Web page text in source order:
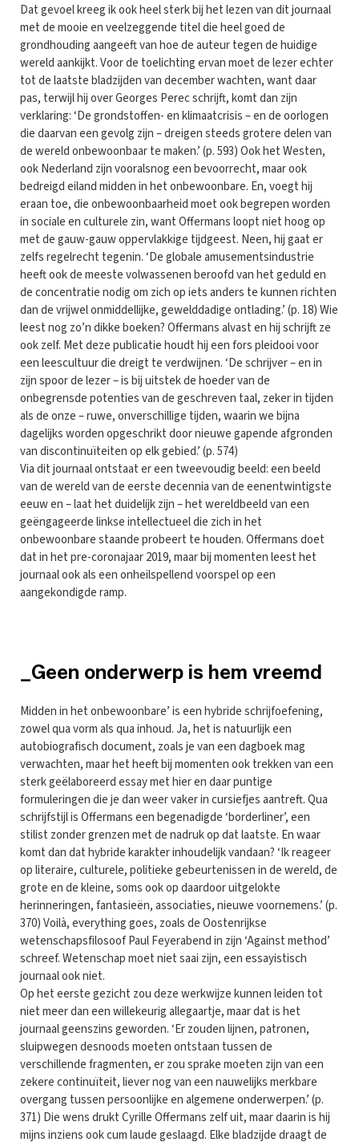
Dat gevoel kreeg ik ook heel sterk bij het lezen van dit journaal
met de mooie en veelzeggende titel die heel goed de
grondhouding aangeeft van hoe de auteur tegen de huidige
wereld aankijkt. Voor de toelichting ervan moet de lezer echter
tot de laatste bladzijden van december wachten, want daar
pas, terwijl hij over Georges Perec schrijft, komt dan zijn
verklaring: ‘De grondstoffen- en klimaatcrisis – en de oorlogen
die daarvan een gevolg zijn – dreigen steeds grotere delen van
de wereld onbewoonbaar te maken.’ (p. 593) Ook het Westen,
ook Nederland zijn vooralsnog een bevoorrecht, maar ook
bedreigd eiland midden in het onbewoonbare. En, voegt hij
eraan toe, die onbewoonbaarheid moet ook begrepen worden
in sociale en culturele zin, want Offermans loopt niet hoog op
met de gauw-gauw oppervlakkige tijdgeest. Neen, hij gaat er
zelfs regelrecht tegenin. ‘De globale amusementsindustrie
heeft ook de meeste volwassenen beroofd van het geduld en
de concentratie nodig om zich op iets anders te kunnen richten
dan de vrijwel onmiddellijke, gewelddadige ontlading.’ (p. 18) Wie
leest nog zo’n dikke boeken? Offermans alvast en hij schrijft ze
ook zelf. Met deze publicatie houdt hij een fors pleidooi voor
een leescultuur die dreigt te verdwijnen. ‘De schrijver – en in
zijn spoor de lezer – is bij uitstek de hoeder van de
onbegrensde potenties van de geschreven taal, zeker in tijden
als de onze – ruwe, onverschillige tijden, waarin we bijna
dagelijks worden opgeschrikt door nieuwe gapende afgronden
van discontinuïteiten op elk gebied.’ (p. 574)
Via dit journaal ontstaat er een tweevoudig beeld: een beeld
van de wereld van de eerste decennia van de eenentwintigste
eeuw en – laat het duidelijk zijn – het wereldbeeld van een
geëngageerde linkse intellectueel die zich in het
onbewoonbare staande probeert te houden. Offermans doet
dat in het pre-coronajaar 2019, maar bij momenten leest het
journaal ook als een onheilspellend voorspel op een
aangekondigde ramp.
_Geen onderwerp is hem vreemd
Midden in het onbewoonbare’ is een hybride schrijfoefening,
zowel qua vorm als qua inhoud. Ja, het is natuurlijk een
autobiografisch document, zoals je van een dagboek mag
verwachten, maar het heeft bij momenten ook trekken van een
sterk geëlaboreerd essay met hier en daar puntige
formuleringen die je dan weer vaker in cursiefjes aantreft. Qua
schrijfstijl is Offermans een begenadigde ‘borderliner’, een
stilist zonder grenzen met de nadruk op dat laatste. En waar
komt dan dat hybride karakter inhoudelijk vandaan? ‘Ik reageer
op literaire, culturele, politieke gebeurtenissen in de wereld, de
grote en de kleine, soms ook op daardoor uitgelokte
herinneringen, fantasieën, associaties, nieuwe voornemens.’ (p.
370) Voilà, everything goes, zoals de Oostenrijkse
wetenschapsfilosoof Paul Feyerabend in zijn ‘Against method’
schreef. Wetenschap moet niet saai zijn, een essayistisch
journaal ook niet.
Op het eerste gezicht zou deze werkwijze kunnen leiden tot
niet meer dan een willekeurig allegaartje, maar dat is het
journaal geenszins geworden. ‘Er zouden lijnen, patronen,
sluipwegen desnoods moeten ontstaan tussen de
verschillende fragmenten, er zou sprake moeten zijn van een
zekere continuïteit, liever nog van een nauwelijks merkbare
overgang tussen persoonlijke en algemene onderwerpen.’ (p.
371) Die wens drukt Cyrille Offermans zelf uit, maar daarin is hij
mijns inziens ook cum laude geslaagd. Elke bladzijde draagt de